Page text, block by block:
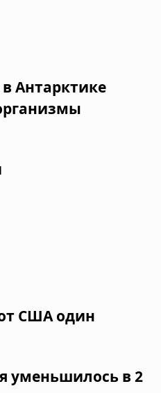
Антарктике
США один
уменьшилось в 2